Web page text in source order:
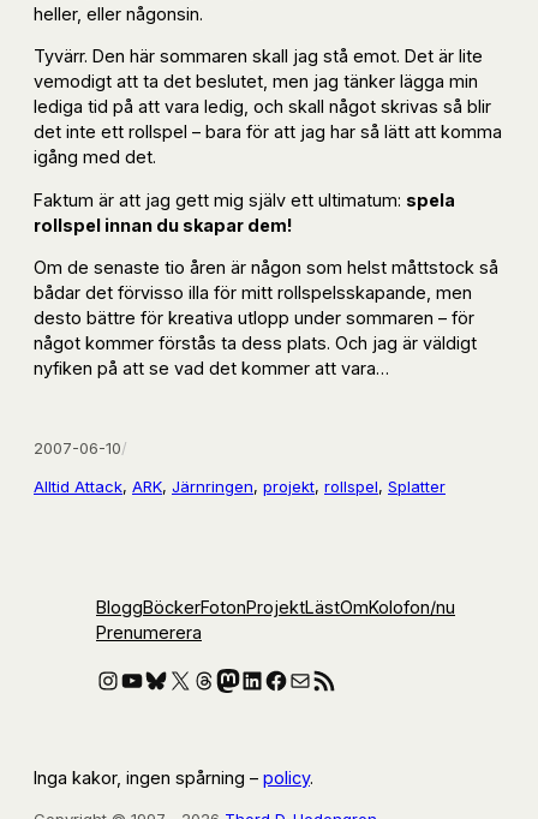
heller, eller någonsin.
Tyvärr. Den här sommaren skall jag stå emot. Det är lite
vemodigt att ta det beslutet, men jag tänker lägga min
lediga tid på att vara ledig, och skall något skrivas så blir
det inte ett rollspel – bara för att jag har så lätt att komma
igång med det.
Faktum är att jag gett mig själv ett ultimatum: spela
rollspel innan du skapar dem!
Om de senaste tio åren är någon som helst måttstock så
bådar det förvisso illa för mitt rollspelsskapande, men
desto bättre för kreativa utlopp under sommaren – för
något kommer förstås ta dess plats. Och jag är väldigt
nyfiken på att se vad det kommer att vara…
2007-06-10/
Alltid Attack, ARK, Järnringen, projekt, rollspel, Splatter
BloggBöckerFotonProjektLästOmKolofon/nu
Prenumerera
Instagram
YouTube
Bluesky
X Threads
Mastodon
LinkedIn
Facebook
E-postRSS-flöde
Inga kakor, ingen spårning – policy.